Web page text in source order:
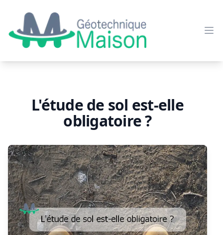
Géotechnique maison
L'étude de sol est-elle
obligatoire ?